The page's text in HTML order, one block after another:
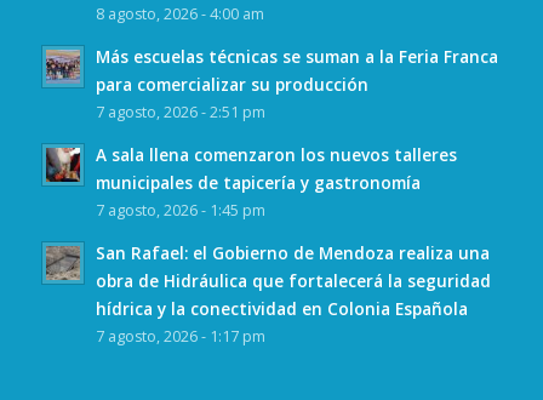
8 agosto, 2026 - 4:00 am
Más escuelas técnicas se suman a la Feria Franca
para comercializar su producción
7 agosto, 2026 - 2:51 pm
A sala llena comenzaron los nuevos talleres
municipales de tapicería y gastronomía
7 agosto, 2026 - 1:45 pm
San Rafael: el Gobierno de Mendoza realiza una
obra de Hidráulica que fortalecerá la seguridad
hídrica y la conectividad en Colonia Española
7 agosto, 2026 - 1:17 pm